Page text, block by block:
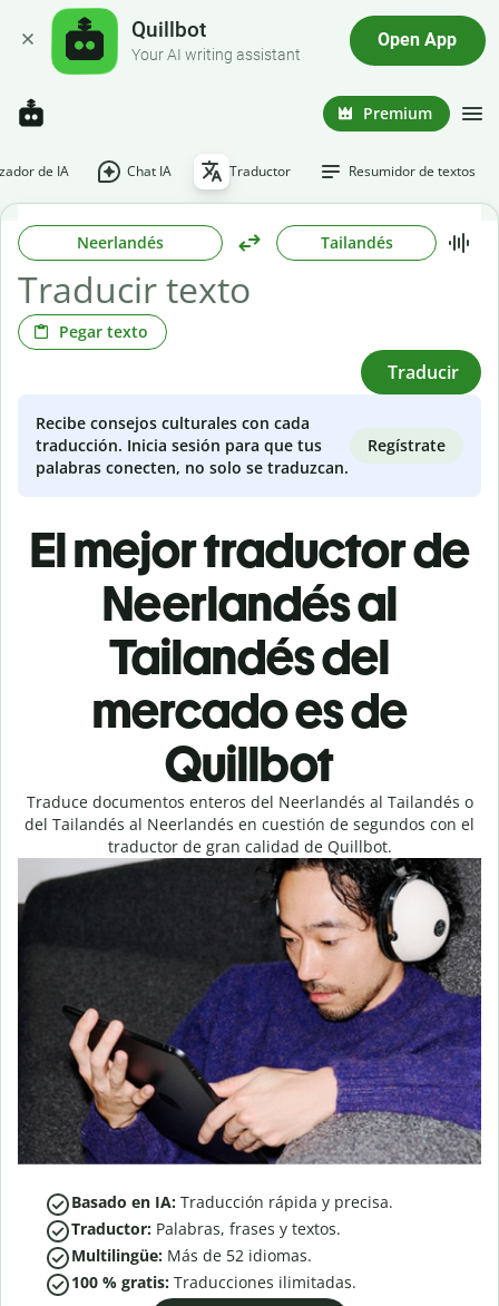
Quillbot
Your AI writing assistant
Open App
Premium
de IA Chat IA Traductor Resumidor de textos
Neerlandés Tailandés
Pegar texto
Traducir
Recibe consejos culturales con cada
traducción. Inicia sesión para que tus
palabras conecten, no solo se traduzcan.
Regístrate
El mejor traductor de
Neerlandés al
Tailandés del
mercado es de
Quillbot
Traduce documentos enteros del Neerlandés al Tailandés o
del Tailandés al Neerlandés en cuestión de segundos con el
traductor de gran calidad de Quillbot.
Basado en IA: Traducción rápida y precisa.
Traductor: Palabras, frases y textos.
Multilingüe: Más de 52 idiomas.
100 % gratis: Traducciones ilimitadas.